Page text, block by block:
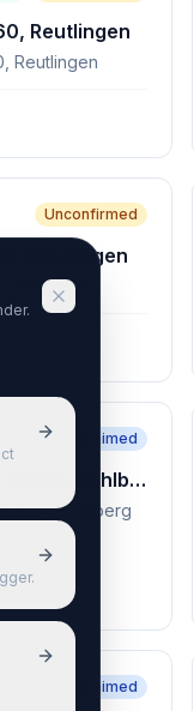
Reutlingen
Reutlingen
Unconfirmed
Reutlingen
Reutlingen
Claimed
Erscheckweg 8, 72664, Kohlberg
Kohlberg
Claimed